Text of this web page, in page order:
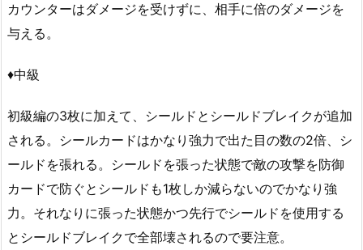
カウンターはダメージを受けずに、相手に倍のダメージを
与える。
♦中級
初級編の3枚に加えて、シールドとシールドブレイクが追加
される。シールカードはかなり強力で出た目の数の2倍、シ
ールドを張れる。シールドを張った状態で敵の攻撃を防御
カードで防ぐとシールドも1枚しか減らないのでかなり強
力。それなりに張った状態かつ先行でシールドを使用する
とシールドブレイクで全部壊されるので要注意。